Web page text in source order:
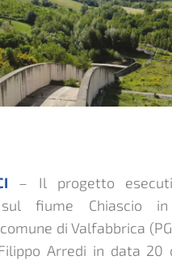
– Il progetto
sul fiume Chiascio
di Valfabbrica
Arredi in data 20